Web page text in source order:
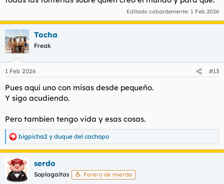
Editado cobardemente: 1 Feb 2026
Tocha
Freak
1 Feb 2026 #13
Pues aquí uno con misas desde pequeño.
Y sigo acudiendo.
Pero tambien tengo vida y esas cosas.
R
e
a
c
c
i
bigpicha2 y duque del cachopo
serdo
Soplagaitas Forero de mierda